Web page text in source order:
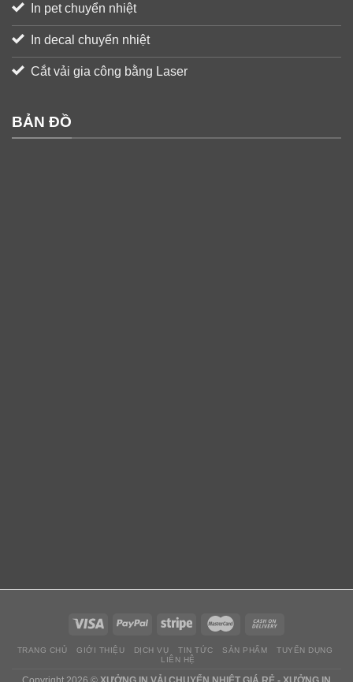
In pet chuyển nhiệt
In decal chuyển nhiệt
Cắt vải gia công bằng Laser
BẢN ĐỒ
TRANG CHỦ GIỚI THIỆU DỊCH VỤ TIN TỨC SẢN PHẨM
TUYỂN DỤNG
LIÊN HỆ